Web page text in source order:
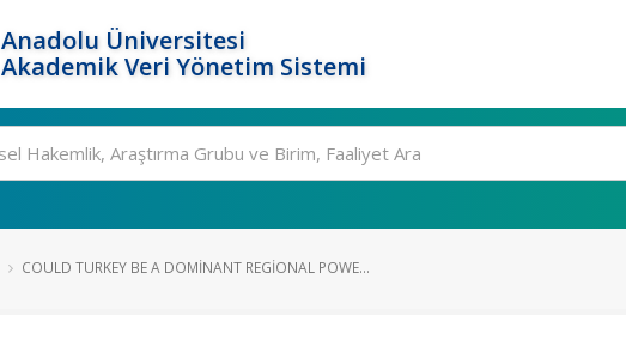
Anadolu Üniversitesi
Akademik Veri Yönetim Sistemi
COULD TURKEY BE A DOMINANT REGIONAL POWE...